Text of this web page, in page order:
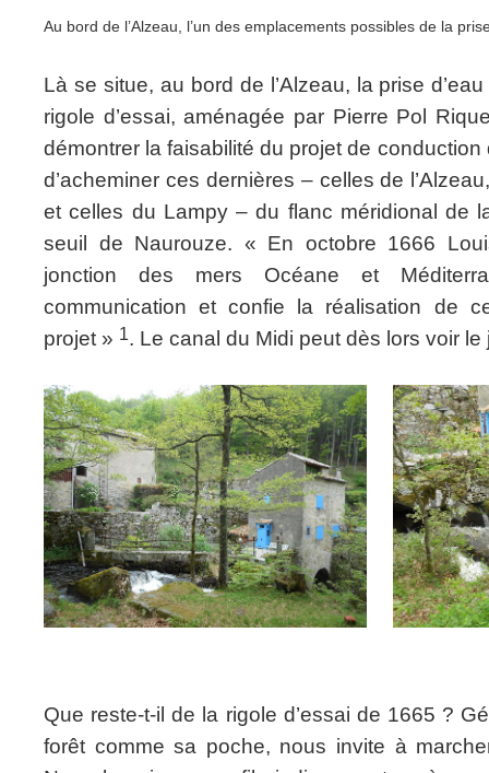
Au bord de l’Alzeau, l’un des emplacements possibles de la
Là se situe, au bord de l’Alzeau, la prise
rigole d’essai, aménagée par Pierre Pol
démontrer la faisabilité du projet de
d’acheminer ces dernières – celles de
et celles du Lampy – du flanc méridional de
seuil de Naurouze. « En octobre 1666
jonction des mers Océane et
communication et confie la réalisation de
projet » 1. Le canal du Midi peut dès lors voir le
Que reste-t-il de la rigole d’essai de 1665 ?
forêt comme sa poche, nous invite à